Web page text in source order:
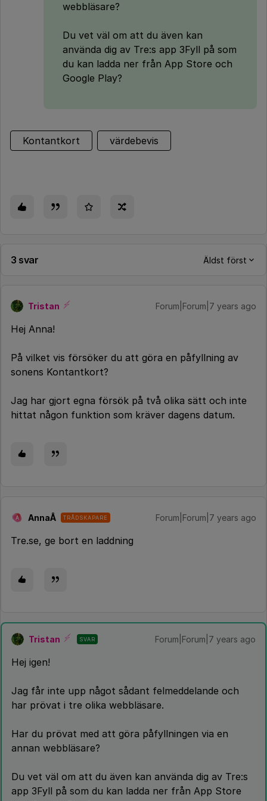
webbläsare?
Du vet väl om att du även kan
använda dig av Tre:s app 3Fyll på som
du kan ladda ner från App Store och
Google Play?
Kontantkort värdebevis
3 svar Äldst först
Tristan Forum|Forum|7 years ago
Hej Anna!
På vilket vis försöker du att göra en påfyllning av
sonens Kontantkort?
Jag har gjort egna försök på två olika sätt och inte
hittat någon funktion som kräver dagens datum.
A AnnaÅ TRÅDSKAPARE Forum|Forum|7 years ago
Tre.se, ge bort en laddning
Tristan SVAR Forum|Forum|7 years ago
Hej igen!
Jag får inte upp något sådant felmeddelande och
har prövat i tre olika webbläsare.
Har du prövat med att göra påfyllningen via en
annan webbläsare?
Du vet väl om att du även kan använda dig av Tre:s
app 3Fyll på som du kan ladda ner från App Store